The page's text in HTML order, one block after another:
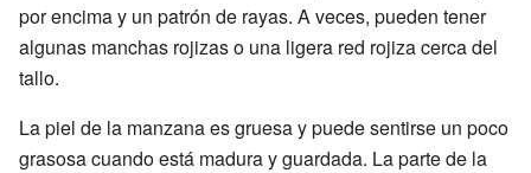
por encima y un patrón de rayas. A veces, pueden tener
algunas manchas rojizas o una ligera red rojiza cerca del
tallo.
La piel de la manzana es gruesa y puede sentirse un poco
grasosa cuando está madura y guardada. La parte de la